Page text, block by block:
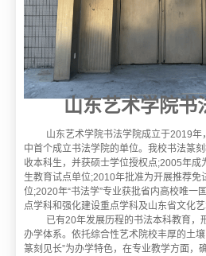
山东艺术学院书
山东艺术学院书法学院成立于2019
中首个成立书法学院的单位。我校书法篆
收本科生，并获硕士学位授权点;2005年成
生教育试点单位;2010年批准为开展推荐免
位;2020年“书法学”专业获批省内高校唯一
点学科和强化建设重点学科及山东省文化艺
已有20年发展历程的书法本科教育，
办学体系。依托综合性艺术院校丰厚的土
篆刻见长”为办学特色，在专业教学方面，